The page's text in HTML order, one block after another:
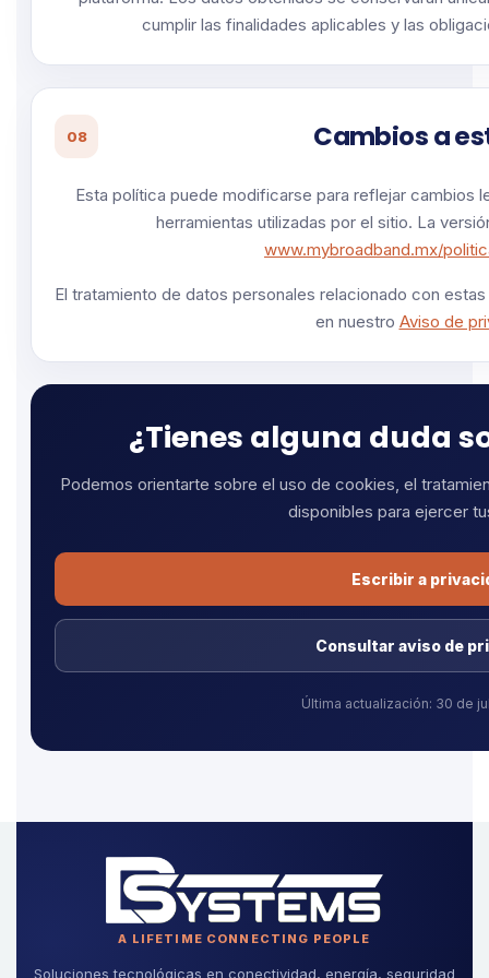
cumplir las finalidades aplicables y las
08 Cambios a
Esta política puede modificarse para reflejar cambios
herramientas utilizadas por el sitio. La
www.mybroadband.mx/
El tratamiento de datos personales relacionado con
en nuestro Aviso de
¿Tienes alguna duda
Podemos orientarte sobre el uso de cookies, el
disponibles para ejercer
Escribir a
Consultar aviso de
Última actualización: 30 de
A LIFETIME CONNECTING PEOPLE
Soluciones tecnológicas en conectividad, energía, seguridad